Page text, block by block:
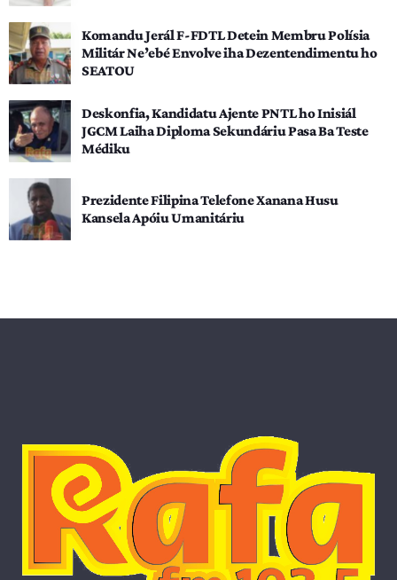
Komandu Jerál F-FDTL Detein Membru Polísia
Militár Ne’ebé Envolve iha Dezentendimentu ho
SEATOU
Deskonfia, Kandidatu Ajente PNTL ho Inisiál
JGCM Laiha Diploma Sekundáriu Pasa Ba Teste
Médiku
Prezidente Filipina Telefone Xanana Husu
Kansela Apóiu Umanitáriu